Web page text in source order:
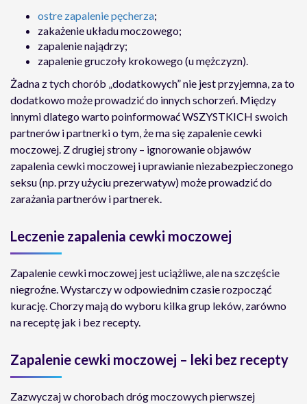
ostre zapalenie pęcherza;
zakażenie układu moczowego;
zapalenie najądrzy;
zapalenie gruczoły krokowego (u mężczyzn).
Żadna z tych chorób „dodatkowych” nie jest przyjemna, za to
dodatkowo może prowadzić do innych schorzeń. Między
innymi dlatego warto poinformować WSZYSTKICH swoich
partnerów i partnerki o tym, że ma się zapalenie cewki
moczowej. Z drugiej strony – ignorowanie objawów
zapalenia cewki moczowej i uprawianie niezabezpieczonego
seksu (np. przy użyciu prezerwatyw) może prowadzić do
zarażania partnerów i partnerek.
Leczenie zapalenia cewki moczowej
Zapalenie cewki moczowej jest uciążliwe, ale na szczęście
niegroźne. Wystarczy w odpowiednim czasie rozpocząć
kurację. Chorzy mają do wyboru kilka grup leków, zarówno
na receptę jak i bez recepty.
Zapalenie cewki moczowej – leki bez recepty
Zazwyczaj w chorobach dróg moczowych pierwszej